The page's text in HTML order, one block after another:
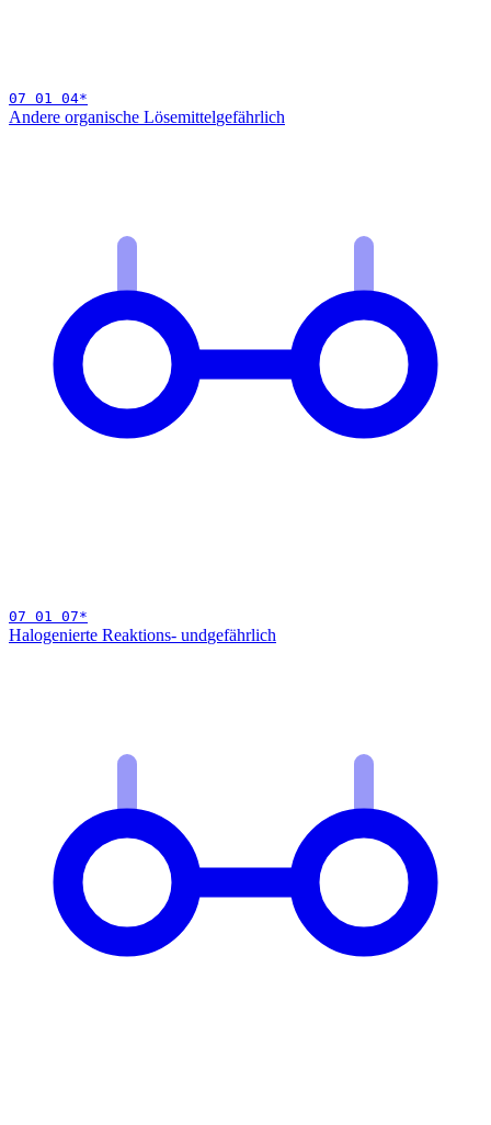
07 01 04*
Andere organische Lösemittelgefährlich
07 01 07*
Halogenierte Reaktions- undgefährlich